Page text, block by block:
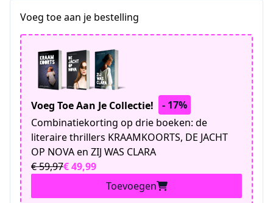
Voeg toe aan je bestelling
Voeg Toe Aan Je Collectie!
- 17%
Combinatiekorting op drie boeken: de
literaire thrillers KRAAMKOORTS, DE JACHT
OP NOVA en ZIJ WAS CLARA
€ 59,97€ 49,99
Toevoegen